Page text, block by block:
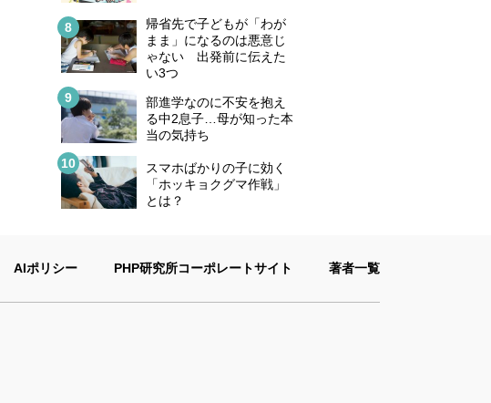
帰省先で子どもが「わが
まま」になるのは悪意じ
ゃない 出発前に伝えた
い3つ
部進学なのに不安を抱え
る中2息子…母が知った本
当の気持ち
スマホばかりの子に効く
「ホッキョクグマ作戦」
とは？
AIポリシー PHP研究所コーポレートサイト 著者一覧